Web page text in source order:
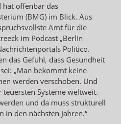
offenbar das
(BMG) im Blick. Aus
Amt für die
im Podcast „Berlin
Politico.
das Gefühl, dass Gesundheit
„Man bekommt keine
werden verschoben. Und
teuersten Systeme weltweit.
und da muss strukturell
in den nächsten Jahren.“